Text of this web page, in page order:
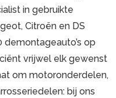
in gebruikte
Citroën en DS
op
vrijwel elk gewenst
om motoronderdelen,
bij ons